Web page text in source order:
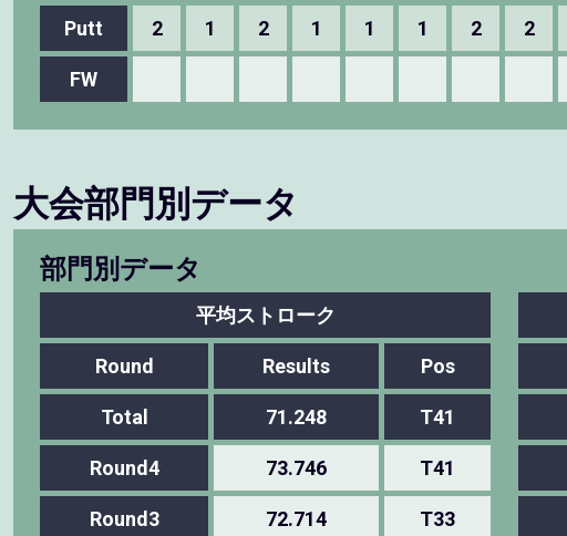
Putt 2 1 2 1 1 1 2 2
FW
大会部門別データ
部門別データ
平均ストローク
Round Results Pos
Total 71.248 T41
Round4 73.746 T41
Round3 72.714 T33